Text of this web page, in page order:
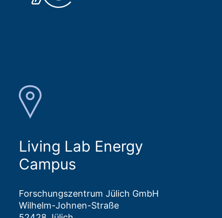
Living Lab Energy
Campus
Forschungszentrum Jülich GmbH
Wilhelm-Johnen-Straße